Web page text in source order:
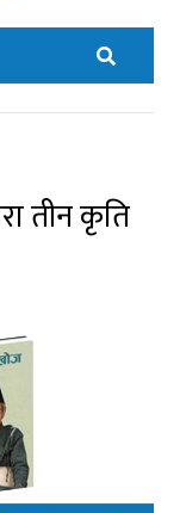
तीन कृति